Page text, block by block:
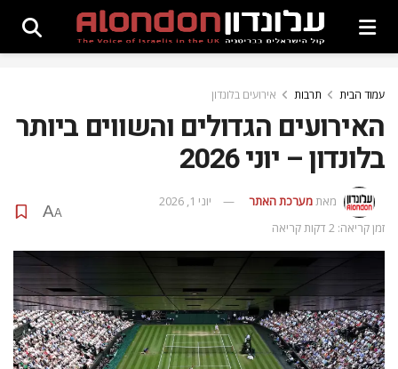
עמוד הבית תרבות אירועים בלונדון
האירועים הגדולים והשווים ביותר
בלונדון – יוני 2026
מאתמערכת האתר
יוני 1, 2026
זמן קריאה: 2 דקות קריאה
A
A